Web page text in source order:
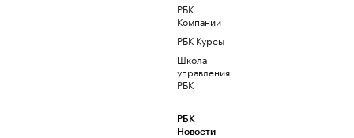
РБК
Компании
РБК Курсы
Школа
управления
РБК
РБК
Новости